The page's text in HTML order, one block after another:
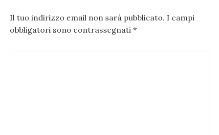
Il tuo indirizzo email non sarà pubblicato. I campi
obbligatori sono contrassegnati *